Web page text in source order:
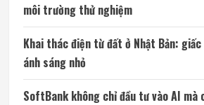
môi trường thử nghiệm
Khai thác điện từ đất ở Nhật Bản:
ánh sáng nhỏ
SoftBank không chỉ đầu tư vào AI mà